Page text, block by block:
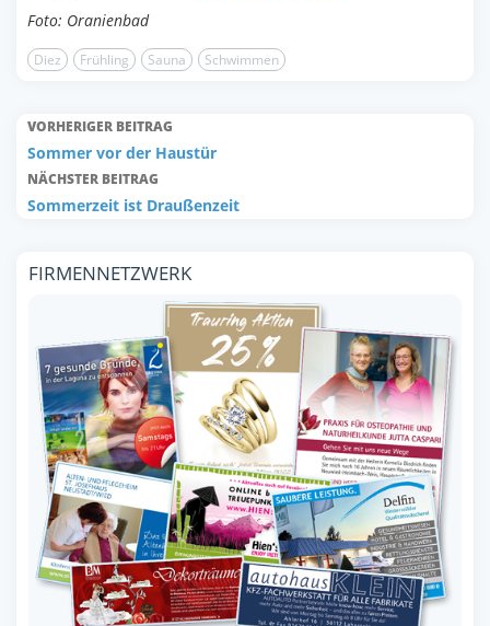
Foto: Oranienbad
Diez Frühling Sauna Schwimmen
VORHERIGER BEITRAG
Sommer vor der Haustür
NÄCHSTER BEITRAG
Sommerzeit ist Draußenzeit
FIRMENNETZWERK